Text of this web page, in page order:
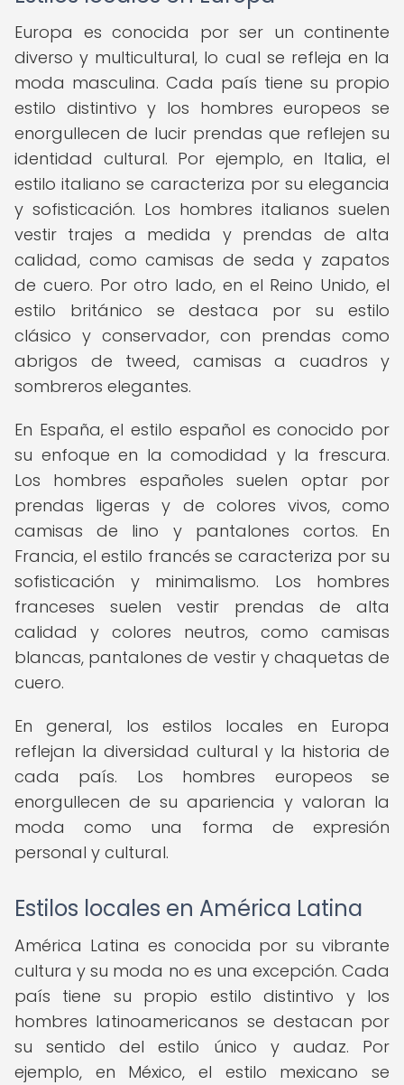
Europa es conocida por ser un continente
diverso y multicultural, lo cual se refleja en la
moda masculina. Cada país tiene su propio
estilo distintivo y los hombres europeos se
enorgullecen de lucir prendas que reflejen su
identidad cultural. Por ejemplo, en Italia, el
estilo italiano se caracteriza por su elegancia
y sofisticación. Los hombres italianos suelen
vestir trajes a medida y prendas de alta
calidad, como camisas de seda y zapatos
de cuero. Por otro lado, en el Reino Unido, el
estilo británico se destaca por su estilo
clásico y conservador, con prendas como
abrigos de tweed, camisas a cuadros y
sombreros elegantes.
En España, el estilo español es conocido por
su enfoque en la comodidad y la frescura.
Los hombres españoles suelen optar por
prendas ligeras y de colores vivos, como
camisas de lino y pantalones cortos. En
Francia, el estilo francés se caracteriza por su
sofisticación y minimalismo. Los hombres
franceses suelen vestir prendas de alta
calidad y colores neutros, como camisas
blancas, pantalones de vestir y chaquetas de
cuero.
En general, los estilos locales en Europa
reflejan la diversidad cultural y la historia de
cada país. Los hombres europeos se
enorgullecen de su apariencia y valoran la
moda como una forma de expresión
personal y cultural.
Estilos locales en América Latina
América Latina es conocida por su vibrante
cultura y su moda no es una excepción. Cada
país tiene su propio estilo distintivo y los
hombres latinoamericanos se destacan por
su sentido del estilo único y audaz. Por
ejemplo, en México, el estilo mexicano se